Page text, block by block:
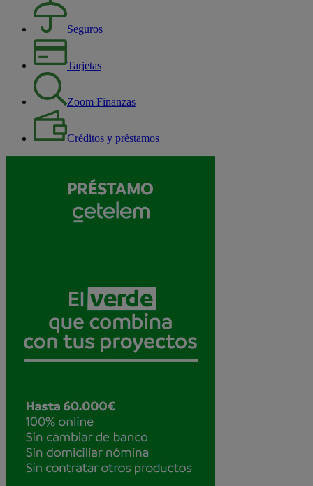
Seguros
Tarjetas
Zoom Finanzas
Créditos y préstamos